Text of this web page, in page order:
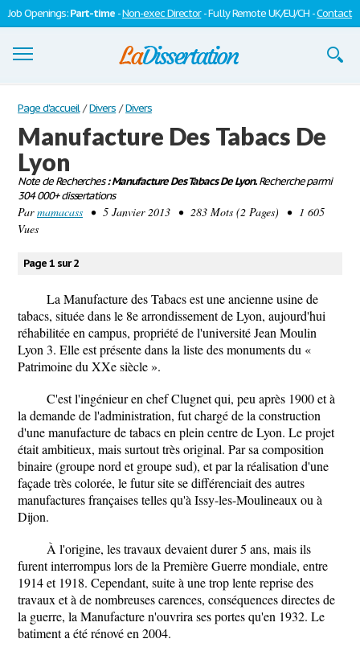
Job Openings:Part-time -Non-exec Director- Fully Remote UK/EU/CH -Contact
Dissertations
S'inscrire
Se connecter
Contactez-nous
Page d'accueil / Divers / Divers
Manufacture Des Tabacs De
Lyon
Note de Recherches: Manufacture Des Tabacs De Lyon.Recherche parmi
304 000+ dissertations
Parmamacass • 5 Janvier 2013 • 283 Mots (2 Pages) • 1 605
Vues
Page 1 sur 2
La Manufacture des Tabacs est une ancienne usine de
tabacs, située dans le 8e arrondissement de Lyon, aujourd'hui
réhabilitée en campus, propriété de l'université Jean Moulin
Lyon 3. Elle est présente dans la liste des monuments du «
Patrimoine du XXe siècle ».
C'est l'ingénieur en chef Clugnet qui, peu après 1900 et à
la demande de l'administration, fut chargé de la construction
d'une manufacture de tabacs en plein centre de Lyon. Le projet
était ambitieux, mais surtout très original. Par sa composition
binaire (groupe nord et groupe sud), et par la réalisation d'une
façade très colorée, le futur site se différenciait des autres
manufactures françaises telles qu'à Issy-les-Moulineaux ou à
Dijon.
À l'origine, les travaux devaient durer 5 ans, mais ils
furent interrompus lors de la Première Guerre mondiale, entre
1914 et 1918. Cependant, suite à une trop lente reprise des
travaux et à de nombreuses carences, conséquences directes de
la guerre, la Manufacture n'ouvrira ses portes qu'en 1932. Le
batiment a été rénové en 2004.